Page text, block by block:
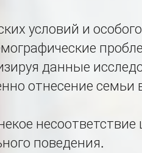
условий и
данные
отнесение семьи
несоответствие
поведения.